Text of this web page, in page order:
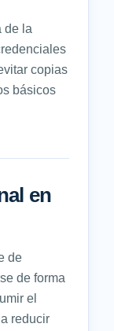
de la
copias
básicos
en
de
de forma
el
reducir